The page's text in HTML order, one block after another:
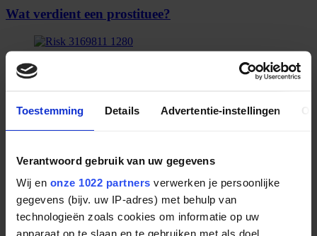
Toestemming Details Advertentie-instellingen
Verantwoord gebruik van uw gegevens
Wij en onze 1022 partners verwerken je persoonlijke
gegevens (bijv. uw IP-adres) met behulp van
technologieën zoals cookies om informatie op uw
apparaat op te slaan en te gebruiken met als doel
Wat verdient een prostituee?
Wat verdient een hedgefund manager?
Wat verdient een boer?
Wat verdient iemand in de bijstand?